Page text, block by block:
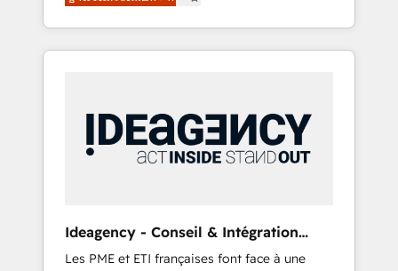
de stratégies d'acquisition marketing (SEO,
SEA, inbound, automatisation marketing,
ABM, IA, emailing) Informations clés : - 10 ans
certifications HubSpot cumulées
orchestrate operations across your entire
tech stack. Aptitude 8 is trusted by top
brands such as Lenovo, Bluetooth,
Association, Randstad, Uber Freight, and
HubSpot itself. We have the largest technical
consulting team of any HubSpot partner and
extensibility. When you work with Aptitude 8,
you get a team – not an individual – with
Ideagency - Conseil & Intégration
HubSpot
Les PME et ETI françaises font face à une